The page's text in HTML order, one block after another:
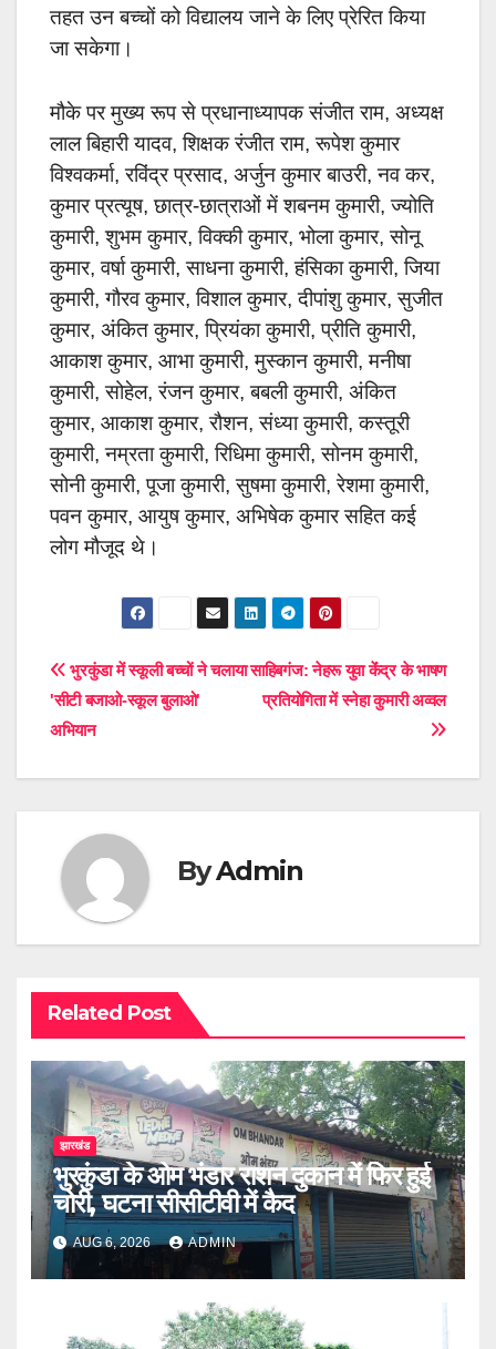
तहत उन बच्चों को विद्यालय जाने के लिए प्रेरित किया
जा सकेगा।
मौके पर मुख्य रूप से प्रधानाध्यापक संजीत राम, अध्यक्ष
लाल बिहारी यादव, शिक्षक रंजीत राम, रूपेश कुमार
विश्वकर्मा, रविंद्र प्रसाद, अर्जुन कुमार बाउरी, नव कर,
कुमार प्रत्यूष, छात्र-छात्राओं में शबनम कुमारी, ज्योति
कुमारी, शुभम कुमार, विक्की कुमार, भोला कुमार, सोनू
कुमार, वर्षा कुमारी, साधना कुमारी, हंसिका कुमारी, जिया
कुमारी, गौरव कुमार, विशाल कुमार, दीपांशु कुमार, सुजीत
कुमार, अंकित कुमार, प्रियंका कुमारी, प्रीति कुमारी,
आकाश कुमार, आभा कुमारी, मुस्कान कुमारी, मनीषा
कुमारी, सोहेल, रंजन कुमार, बबली कुमारी, अंकित
कुमार, आकाश कुमार, रौशन, संध्या कुमारी, कस्तूरी
कुमारी, नम्रता कुमारी, रिधिमा कुमारी, सोनम कुमारी,
सोनी कुमारी, पूजा कुमारी, सुषमा कुमारी, रेशमा कुमारी,
पवन कुमार, आयुष कुमार, अभिषेक कुमार सहित कई
लोग मौजूद थे।
Post
navigation
साहिबगंज: नेहरू युवा केंंद्र के भाषण
प्रतियोगिता में स्नेहा कुमारी अव्वल
भुरकुंडा में स्कूली बच्चों ने चलाया
'सीटी बजाओ-स्कूल बुलाओ'
अभियान
ByAdmin
Related Post
झारखंड
भुरकुंडा के ओम भंडार राशन दुकान में फिर हुई
चोरी, घटना सीसीटीवी में कैद
AUG 6, 2026 ADMIN